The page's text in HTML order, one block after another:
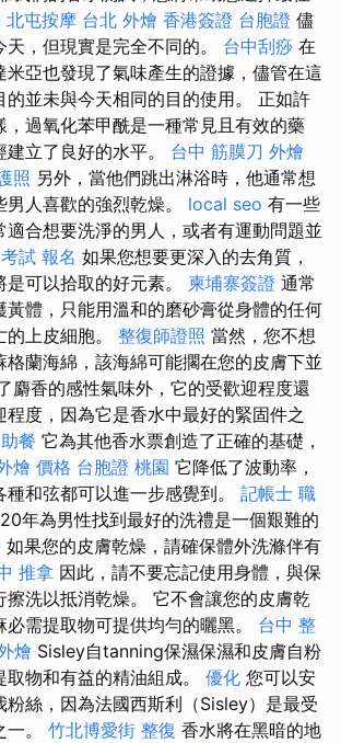
北屯按摩 台北 外燴 香港簽證 台胞證 儘
，但現實是完全不同的。 台中刮痧 在
米亞也發現了氣味產生的證據，儘管在這
的並未與今天相同的目的使用。 正如許
，過氧化苯甲酰是一種常見且有效的藥
立了良好的水平。 台中 筋膜刀 外燴
照 另外，當他們跳出淋浴時，他通常想
人喜歡的強烈乾燥。 local seo 有一些
適合想要洗淨的男人，或者有運動問題並
試 報名 如果您想要更深入的去角質，
可以拾取的好元素。 柬埔寨簽證 通常
黃體，只能用溫和的磨砂膏從身體的任何
上皮細胞。 整復師證照 當然，您不想
格蘭海綿，該海綿可能擱在您的皮膚下並
麝香的感性氣味外，它的受歡迎程度還
程度，因為它是香水中最好的緊固件之
餐 它為其他香水票創造了正確的基礎，
燴 價格 台胞證 桃園 它降低了波動率，
和弦都可以進一步感覺到。 記帳士 職
年為男性找到最好的洗禮是一個艱難的
如果您的皮膚乾燥，請確保體外洗滌伴有
推拿 因此，請不要忘記使用身體，與保
擦洗以抵消乾燥。 它不會讓您的皮膚乾
需提取物可提供均勻的曬黑。 台中 整
燴 Sisley自tanning保濕保濕和皮膚自粉
物和有益的精油組成。 優化 您可以安
粉絲，因為法國西斯利（Sisley）是最受
。 竹北博愛街 整復 香水將在黑暗的地